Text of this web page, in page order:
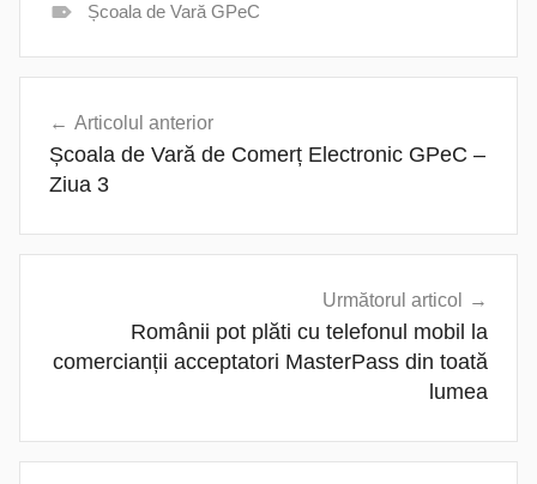
Școala de Vară GPeC
articole
Articolul anterior
Școala de Vară de Comerț Electronic GPeC –
Ziua 3
Următorul articol
Românii pot plăti cu telefonul mobil la
comercianții acceptatori MasterPass din toată
lumea